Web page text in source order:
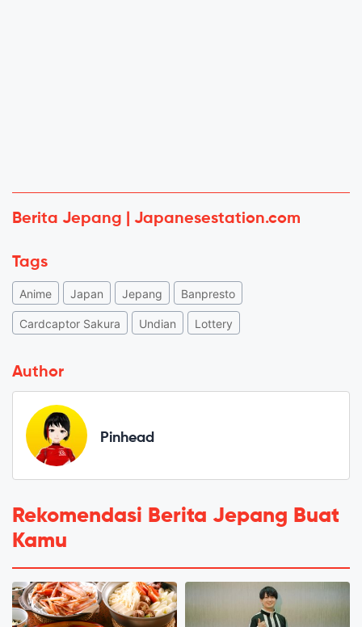
Berita Jepang | Japanesestation.com
Tags
Anime Japan Jepang Banpresto
Cardcaptor Sakura Undian Lottery
Author
Pinhead
Rekomendasi Berita Jepang Buat
Kamu